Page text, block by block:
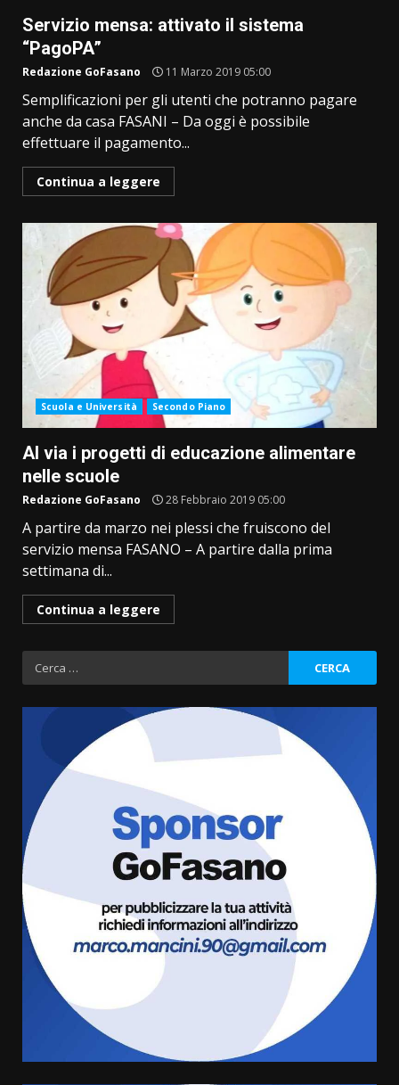
Servizio mensa: attivato il sistema
“PagoPA”
Redazione GoFasano 11 Marzo 2019 05:00
Semplificazioni per gli utenti che potranno pagare
anche da casa FASANI – Da oggi è possibile
effettuare il pagamento...
Continua a leggere
Scuola e Università Secondo Piano
Al via i progetti di educazione alimentare
nelle scuole
Redazione GoFasano 28 Febbraio 2019 05:00
A partire da marzo nei plessi che fruiscono del
servizio mensa FASANO – A partire dalla prima
settimana di...
Continua a leggere
Ricerca
per:
Serie D, l’Us Fasano non molla e
conferma di voler ricorrere per
8 Agosto 2026 19:55
La Banda Città di Fasano apre
ufficialmente la Festa di
Savelletri